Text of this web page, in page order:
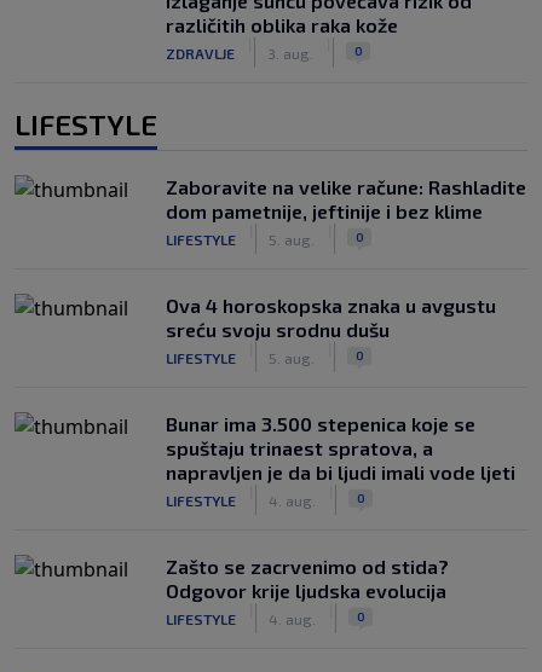
različitih oblika raka kože
ZDRAVLJE 3. aug. 0
LIFESTYLE
Zaboravite na velike račune: Rashladite
dom pametnije, jeftinije i bez klime
LIFESTYLE 5. aug. 0
Ova 4 horoskopska znaka u avgustu
sreću svoju srodnu dušu
LIFESTYLE 5. aug. 0
Bunar imа 3.500 stepenica koje se
spuštaju trinaest spratova, a
napravljen je da bi ljudi imali vode ljeti
LIFESTYLE 4. aug. 0
Zašto se zacrvenimo od stida?
Odgovor krije ljudska evolucija
LIFESTYLE 4. aug. 0